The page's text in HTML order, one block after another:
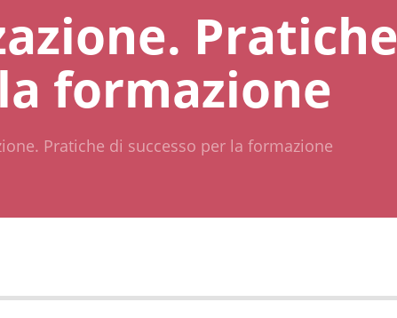
Pratiche
formazione
Pratiche di successo per la formazione